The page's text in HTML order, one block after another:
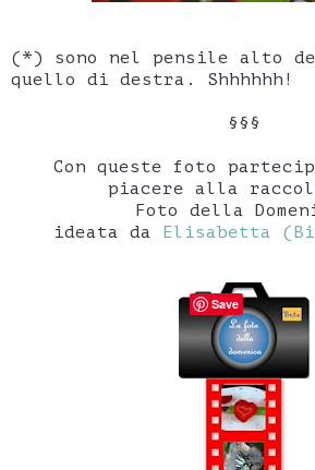
(*) sono nel pensile alto
quello di destra. Shhhhhh!
§§§
Con queste foto
piacere alla
Foto della
ideata da Elisabetta
Save